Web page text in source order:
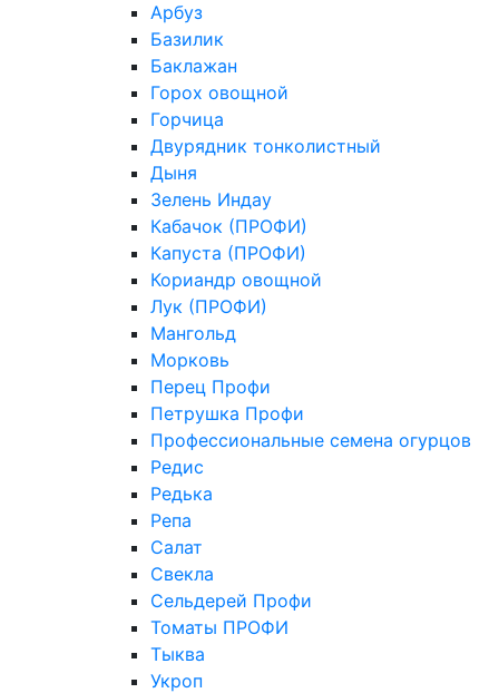
Арбуз
Базилик
Баклажан
Горох овощной
Горчица
Двурядник тонколистный
Дыня
Зелень Индау
Кабачок (ПРОФИ)
Капуста (ПРОФИ)
Кориандр овощной
Лук (ПРОФИ)
Мангольд
Морковь
Перец Профи
Петрушка Профи
Профессиональные семена огурцов
Редис
Редька
Репа
Салат
Свекла
Сельдерей Профи
Томаты ПРОФИ
Тыква
Укроп